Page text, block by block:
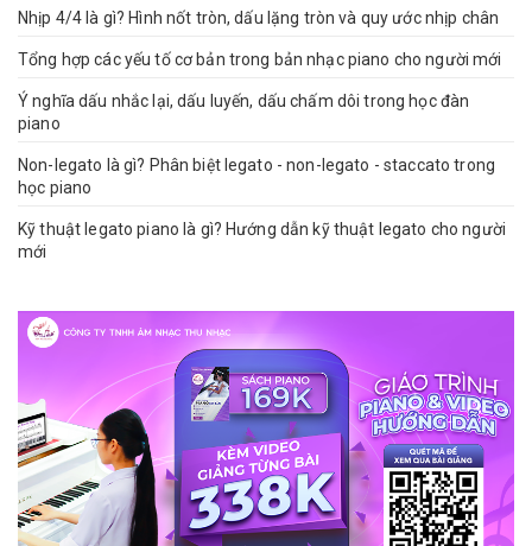
Nhịp 4/4 là gì? Hình nốt tròn, dấu lặng tròn và quy ước nhịp chân
Tổng hợp các yếu tố cơ bản trong bản nhạc piano cho người mới
Ý nghĩa dấu nhắc lại, dấu luyến, dấu chấm dôi trong học đàn
piano
Non-legato là gì? Phân biệt legato - non-legato - staccato trong
học piano
Kỹ thuật legato piano là gì? Hướng dẫn kỹ thuật legato cho người
mới